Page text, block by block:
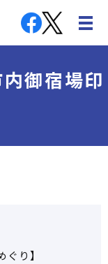
御宿場印
り】